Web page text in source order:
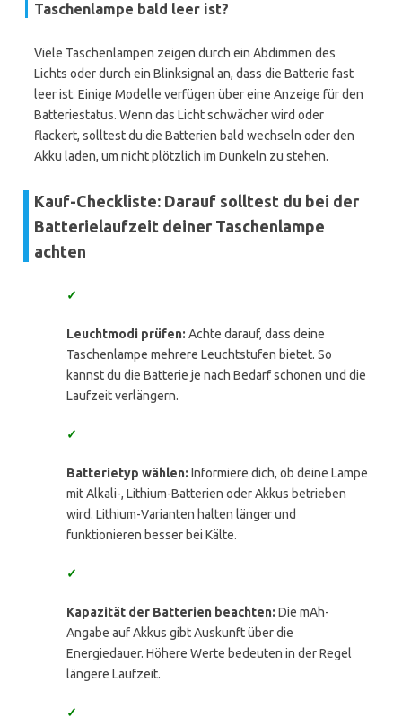
Taschenlampe bald leer ist?
Viele Taschenlampen zeigen durch ein Abdimmen des
Lichts oder durch ein Blinksignal an, dass die Batterie fast
leer ist. Einige Modelle verfügen über eine Anzeige für den
Batteriestatus. Wenn das Licht schwächer wird oder
flackert, solltest du die Batterien bald wechseln oder den
Akku laden, um nicht plötzlich im Dunkeln zu stehen.
Kauf-Checkliste: Darauf solltest du bei der
Batterielaufzeit deiner Taschenlampe
achten
✓
Leuchtmodi prüfen: Achte darauf, dass deine
Taschenlampe mehrere Leuchtstufen bietet. So
kannst du die Batterie je nach Bedarf schonen und die
Laufzeit verlängern.
✓
Batterietyp wählen: Informiere dich, ob deine Lampe
mit Alkali-, Lithium-Batterien oder Akkus betrieben
wird. Lithium-Varianten halten länger und
funktionieren besser bei Kälte.
✓
Kapazität der Batterien beachten: Die mAh-
Angabe auf Akkus gibt Auskunft über die
Energiedauer. Höhere Werte bedeuten in der Regel
längere Laufzeit.
✓